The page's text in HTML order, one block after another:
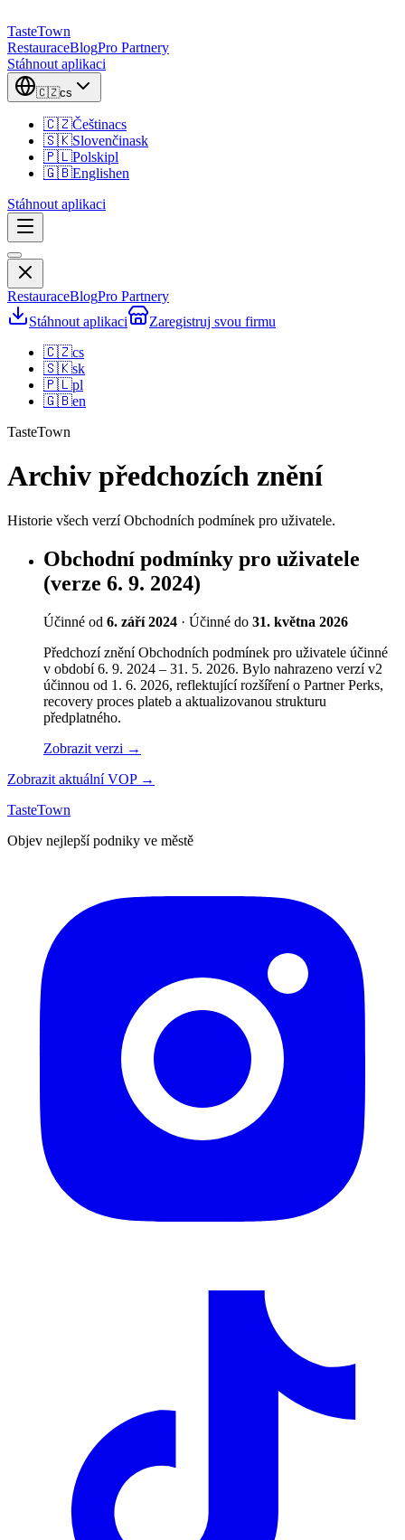
TasteTown
RestauraceBlogPro Partnery
Stáhnout aplikaci
🇨🇿cs
🇨🇿Češtinacs
🇸🇰Slovenčinask
🇵🇱Polskipl
🇬🇧Englishen
Stáhnout aplikaci
RestauraceBlogPro Partnery
Stáhnout aplikaci
Zaregistruj svou firmu
🇨🇿cs
🇸🇰sk
🇵🇱pl
🇬🇧en
TasteTown
Archiv předchozích znění
Historie všech verzí Obchodních podmínek pro uživatele.
Obchodní podmínky pro uživatele
(verze 6. 9. 2024)
Účinné od 6. září 2024 · Účinné do 31. května 2026
Předchozí znění Obchodních podmínek pro uživatele účinné
v období 6. 9. 2024 – 31. 5. 2026. Bylo nahrazeno verzí v2
účinnou od 1. 6. 2026, reflektující rozšíření o Partner Perks,
recovery proces plateb a aktualizovanou strukturu
předplatného.
Zobrazit verzi →
Zobrazit aktuální VOP→
TasteTown
Objev nejlepší podniky ve městě